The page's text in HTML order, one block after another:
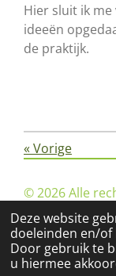
Deze website
doeleinden en/
Door gebruik te
u hiermee
Hier sluit ik me
ideeën
de praktijk.
«Vorige
© 2026 Alle